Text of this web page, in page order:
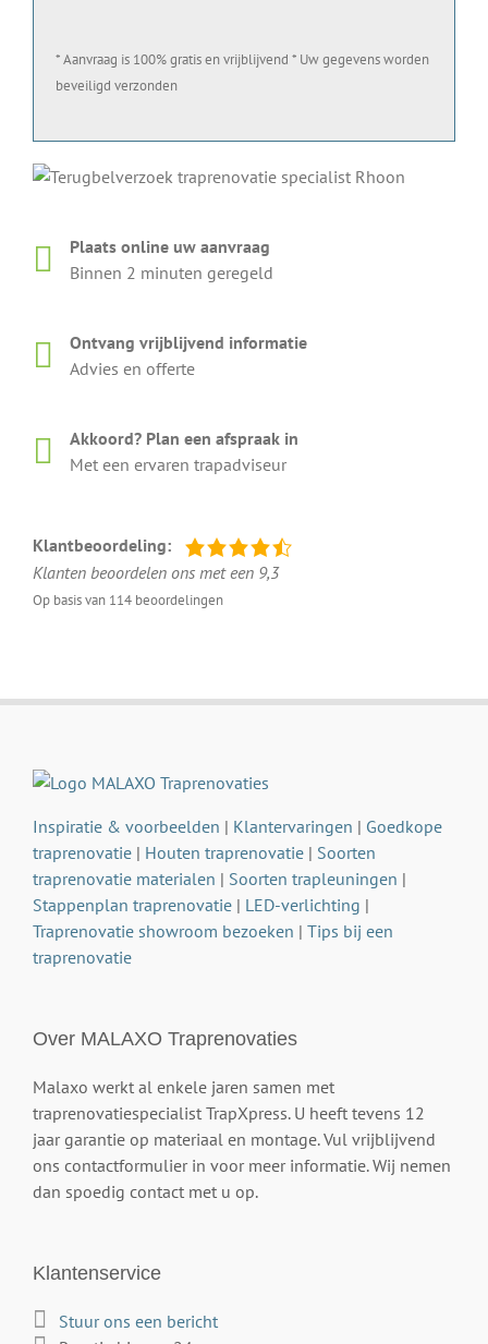
* Aanvraag is 100% gratis en vrijblijvend * Uw gegevens worden
beveiligd verzonden
Plaats online uw aanvraag
Binnen 2 minuten geregeld
Ontvang vrijblijvend informatie
Advies en offerte
Akkoord? Plan een afspraak in
Met een ervaren trapadviseur
Klantbeoordeling:
Klanten beoordelen ons met een 9,3
Op basis van 114 beoordelingen
Inspiratie & voorbeelden | Klantervaringen | Goedkope
traprenovatie | Houten traprenovatie | Soorten
traprenovatie materialen | Soorten trapleuningen |
Stappenplan traprenovatie | LED-verlichting |
Traprenovatie showroom bezoeken | Tips bij een
traprenovatie
Over MALAXO Traprenovaties
Malaxo werkt al enkele jaren samen met
traprenovatiespecialist TrapXpress. U heeft tevens 12
jaar garantie op materiaal en montage. Vul vrijblijvend
ons contactformulier in voor meer informatie. Wij nemen
dan spoedig contact met u op.
Klantenservice
Stuur ons een bericht